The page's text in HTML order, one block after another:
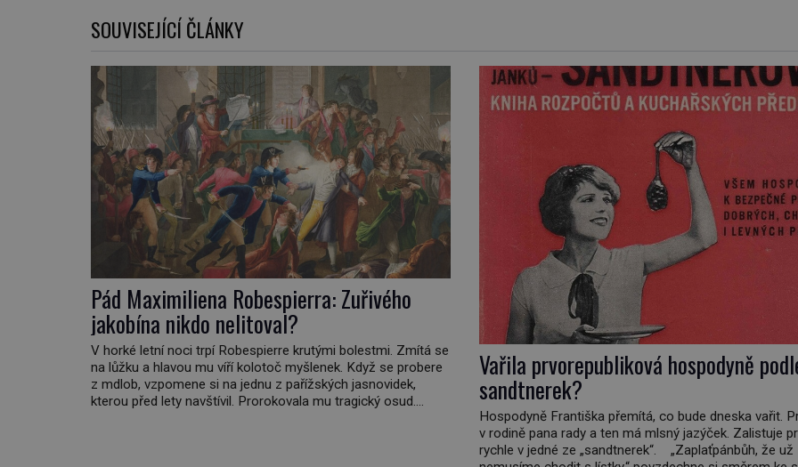
SOUVISEJÍCÍ ČLÁNKY
Pád Maximiliena Robespierra: Zuřivého
jakobína nikdo nelitoval?
V horké letní noci trpí Robespierre krutými bolestmi. Zmítá se
na lůžku a hlavou mu víří kolotoč myšlenek. Když se probere
z mdlob, vzpomene si na jednu z pařížských jasnovidek,
kterou před lety navštívil. Prorokovala mu tragický osud.
Vařila prvorepubliková hospodyně
sandtnerek?
Hospodyně Františka přemítá, co bude dneska vařit.
v rodině pana rady a ten má mlsný jazýček. Zalistuje
rychle v jedné ze „sandtnerek“. „Zaplaťpánbůh, že už